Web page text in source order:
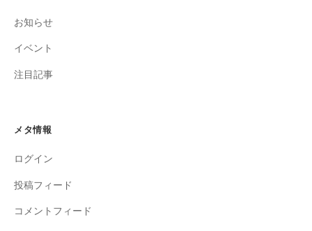
お知らせ
イベント
注目記事
メタ情報
ログイン
投稿フィード
コメントフィード